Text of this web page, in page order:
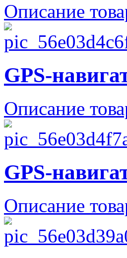
Описание
GPS-
Описание
GPS-
Описание